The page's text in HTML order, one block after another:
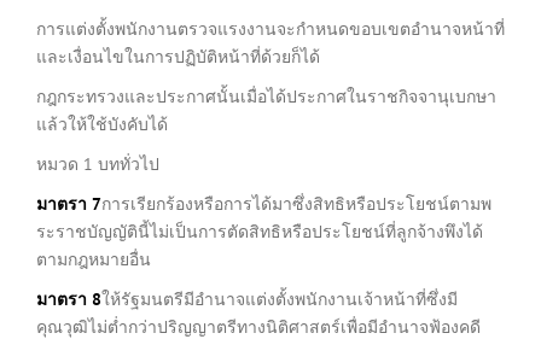
การแต่งตั้งพนักงานตรวจแรงงานจะกำหนดขอบเขตอำนาจหน้าที่
และเงื่อนไขในการปฏิบัติหน้าที่ด้วยก็ได้
กฎกระทรวงและประกาศนั้นเมื่อได้ประกาศในราชกิจจานุเบกษา
แล้วให้ใช้บังคับได้
หมวด 1 บททั่วไป
มาตรา 7การเรียกร้องหรือการได้มาซึ่งสิทธิหรือประโยชน์ตามพ
ระราชบัญญัตินี้ไม่เป็นการตัดสิทธิหรือประโยชน์ที่ลูกจ้างพึงได้
ตามกฎหมายอื่น
มาตรา 8ให้รัฐมนตรีมีอำนาจแต่งตั้งพนักงานเจ้าหน้าที่ซึ่งมี
คุณวุฒิไม่ต่ำกว่าปริญญาตรีทางนิติศาสตร์เพื่อมีอำนาจฟ้องคดี